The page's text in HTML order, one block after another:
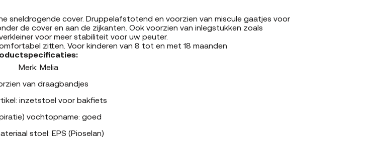
cover. Druppelafstotend en voorzien van miscule gaatjes voor
de cover en aan de zijkanten. Ook voorzien van inlegstukken zoals
voor meer stabiliteit voor uw peuter.
zitten. Voor kinderen van 8 tot en met 18 maanden
Merk: Melia
van draagbandjes
inzetstoel voor bakfiets
vochtopname: goed
stoel: EPS (Pioselan)